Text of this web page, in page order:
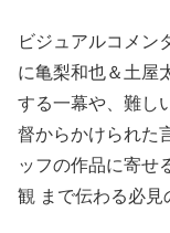
ビジュアルコメン
に亀梨和也＆土屋
する一幕や、難し
督からかけられた
ッフの作品に寄せ
観 まで伝わる必見